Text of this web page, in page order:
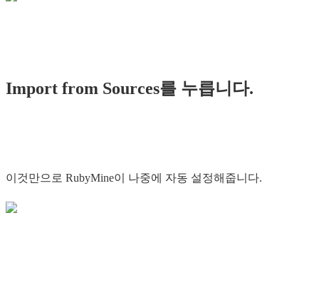
Import from Sources를 누릅니다.
이것만으로 RubyMine이 나중에 자동 설정해줍니다.